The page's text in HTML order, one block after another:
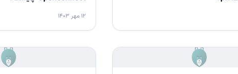
۱۲ مهر ۱۴۰۳